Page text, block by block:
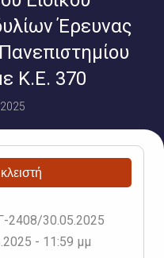
Έρευνας
Κ.Ε. 370
2408/30.05.2025
- 11:59 μμ